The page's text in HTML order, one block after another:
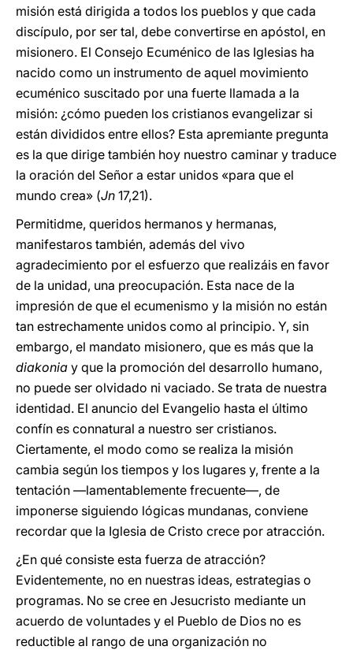
misión está dirigida a todos los pueblos y que cada
discípulo, por ser tal, debe convertirse en apóstol, en
misionero. El Consejo Ecuménico de las Iglesias ha
nacido como un instrumento de aquel movimiento
ecuménico suscitado por una fuerte llamada a la
misión: ¿cómo pueden los cristianos evangelizar si
están divididos entre ellos? Esta apremiante pregunta
es la que dirige también hoy nuestro caminar y traduce
la oración del Señor a estar unidos «para que el
mundo crea» (Jn 17,21).
Permitidme, queridos hermanos y hermanas,
manifestaros también, además del vivo
agradecimiento por el esfuerzo que realizáis en favor
de la unidad, una preocupación. Esta nace de la
impresión de que el ecumenismo y la misión no están
tan estrechamente unidos como al principio. Y, sin
embargo, el mandato misionero, que es más que la
diakonia y que la promoción del desarrollo humano,
no puede ser olvidado ni vaciado. Se trata de nuestra
identidad. El anuncio del Evangelio hasta el último
confín es connatural a nuestro ser cristianos.
Ciertamente, el modo como se realiza la misión
cambia según los tiempos y los lugares y, frente a la
tentación ―lamentablemente frecuente―, de
imponerse siguiendo lógicas mundanas, conviene
recordar que la Iglesia de Cristo crece por atracción.
¿En qué consiste esta fuerza de atracción?
Evidentemente, no en nuestras ideas, estrategias o
programas. No se cree en Jesucristo mediante un
acuerdo de voluntades y el Pueblo de Dios no es
reductible al rango de una organización no